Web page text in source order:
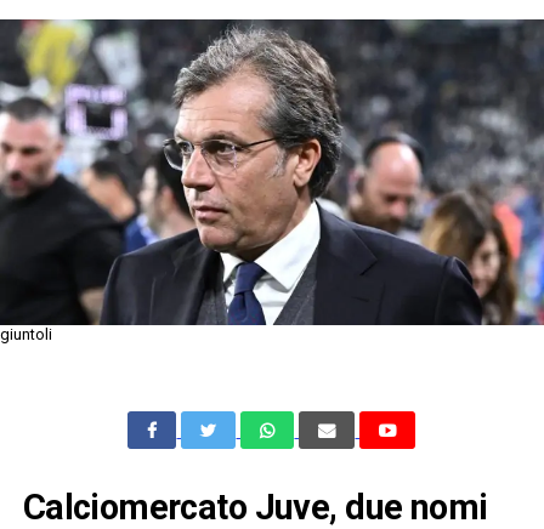
giuntoli
Calciomercato Juve, due nomi